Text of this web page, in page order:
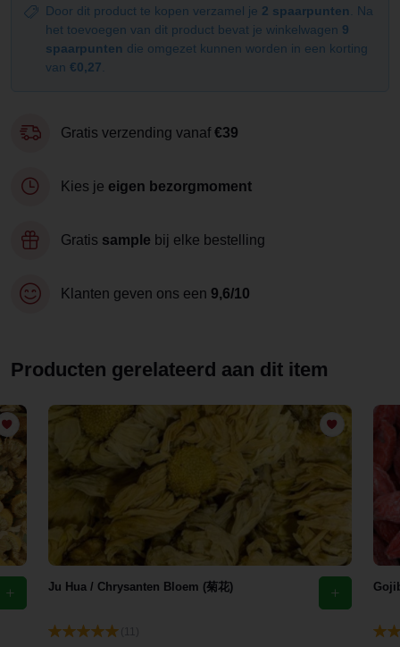
Door dit product te kopen verzamel je 2 spaarpunten
. Na
het toevoegen van dit product bevat je winkelwagen 9
spaarpunten die omgezet kunnen worden in een korting
van €0,27
Gratis verzending vanaf €39
Kies je eigen bezorgmoment
Gratis sample bij elke bestelling
Klanten geven ons een 9,6/10
Producten gerelateerd aan dit item
Ju Hua / Chrysanten Bloem (菊花)